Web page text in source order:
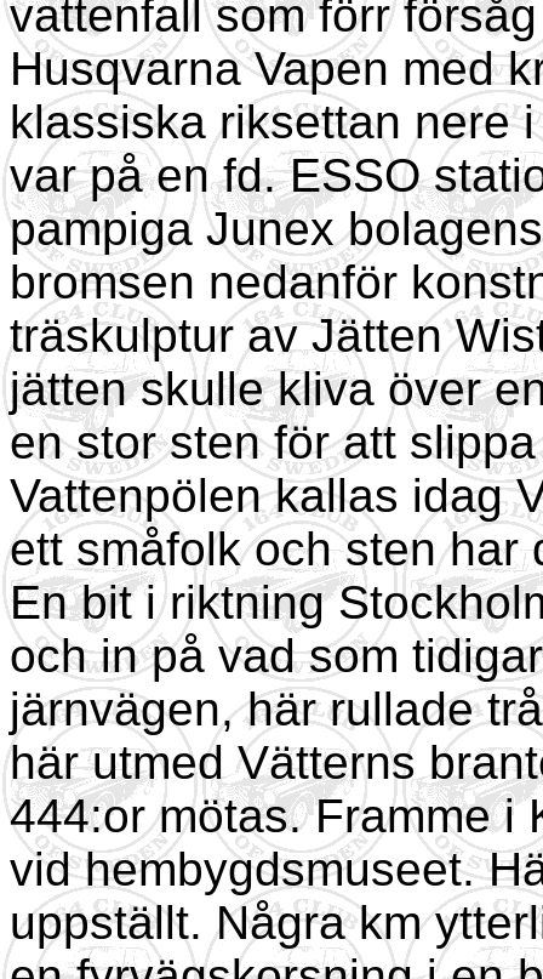
vattenfall som förr
Husqvarna Vapen med
klassiska riksettan nere
var på en fd. ESSO
pampiga Junex
bromsen nedanför
träskulptur av Jätten
jätten skulle kliva över
en stor sten för att
Vattenpölen kallas idag
ett småfolk och sten har
En bit i riktning
och in på vad som
järnvägen, här rullade
här utmed Vätterns
444:or mötas. Framme i
vid hembygdsmuseet.
uppställt. Några km